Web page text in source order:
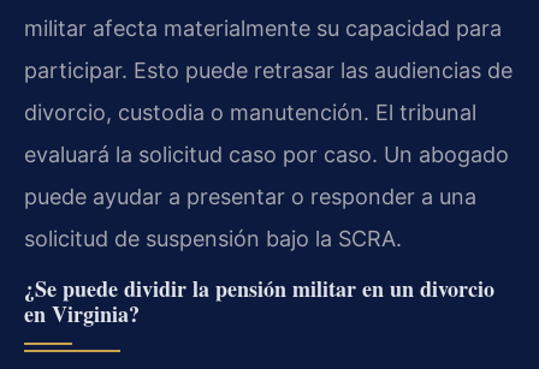
militar afecta materialmente su capacidad para
participar. Esto puede retrasar las audiencias de
divorcio, custodia o manutención. El tribunal
evaluará la solicitud caso por caso. Un abogado
puede ayudar a presentar o responder a una
solicitud de suspensión bajo la SCRA.
¿Se puede dividir la pensión militar en un divorcio
en Virginia?